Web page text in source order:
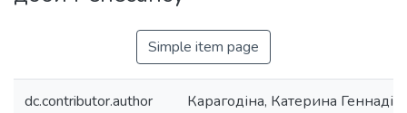
Simple item page
dc.contributor.author Карагодіна, Катерина